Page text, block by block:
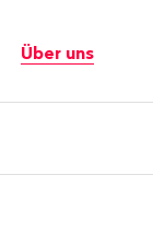
Über uns